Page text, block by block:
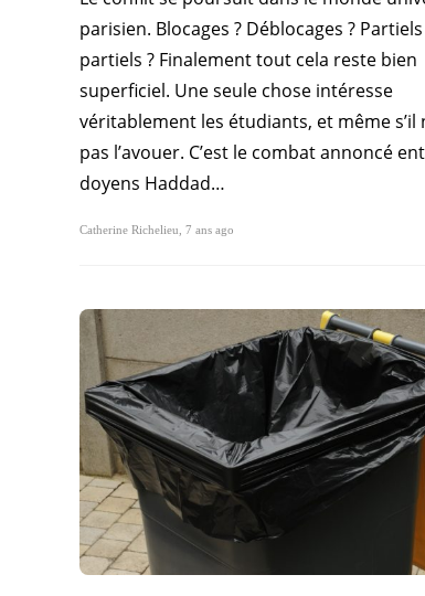
parisien. Blocages ? Déblocages ? Partiels
partiels ? Finalement tout cela reste bien
superficiel. Une seule chose intéresse
véritablement les étudiants, et même s’il
pas l’avouer. C’est le combat annoncé
doyens Haddad…
Catherine Richelieu 7 ans ago